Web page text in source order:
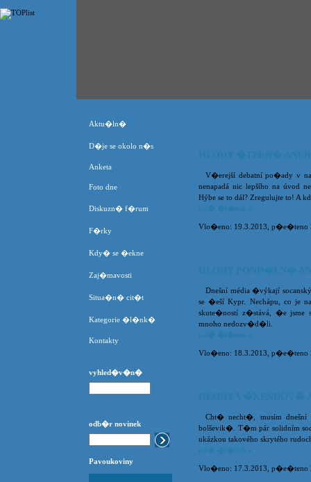
V�erejší debatní po�ady v
nenapadá nic lepšího na úvod
Hýbe se to dál? Zregulujte to! A
Vlo�eno: 19.3.2013, p�e�teno
Dnešní média �výkají
se �eší Kypr. Nechápu, co je
skute�ností z�stává, �e jsme
mnoho nedozv�d�li.
Vlo�eno: 18.3.2013, p�e�teno
Cht� necht�, musím
bolševik�. T�m pár solidním
ukázkou takového skrytého
Vlo�eno: 17.3.2013, p�e�teno
Aktu�ln�
D�je se okolo n�s
Anketa
Foto dne
Diskuzn� f�rum
F�rky
Kdy� se �ekne
Zaj�mavosti
Situa�n� cit�t
Kategorie �l�nk�
Kontakty
vyhled�v�n�
odb�r novinek
Pavoukoviny